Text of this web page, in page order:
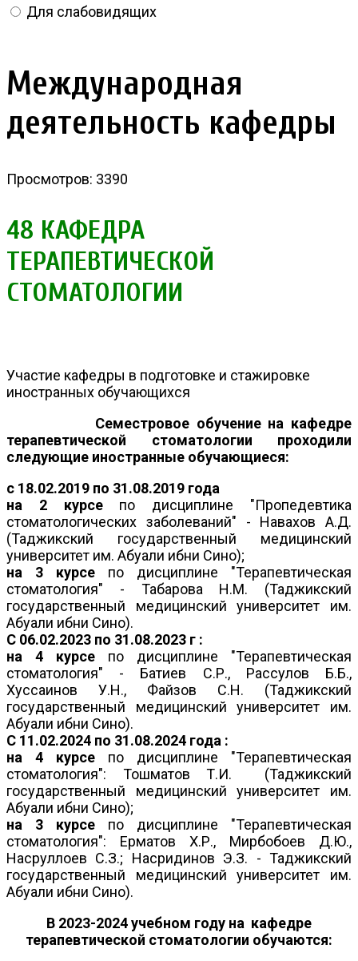
Для слабовидящих
Международная
деятельность кафедры
Просмотров: 3390
48 КАФЕДРА
ТЕРАПЕВТИЧЕСКОЙ
СТОМАТОЛОГИИ
Участие кафедры в подготовке и стажировке
иностранных обучающихся
Семестровое обучение на кафедре
терапевтической стоматологии проходили
следующие иностранные обучающиеся:
с 18.02.2019 по 31.08.2019 года
на 2 курсепо дисциплине "Пропедевтика
стоматологических заболеваний" - Навахов А.Д.
(Таджикский государственный медицинский
университет им. Абуали ибни Сино);
на 3 курсе по дисциплине "Терапевтическая
стоматология" - Табарова Н.М. (Таджикский
государственный медицинский университет им.
Абуали ибни Сино).
С 06.02.2023 по 31.08.2023 г :
на 4 курсе по дисциплине "Терапевтическая
стоматология" - Батиев С.Р., Рассулов Б.Б.,
Хуссаинов У.Н., Файзов С.Н. (Таджикский
государственный медицинский университет им.
Абуали ибни Сино).
С 11.02.2024 по 31.08.2024 года :
на 4 курсе по дисциплине "Терапевтическая
стоматология": Тошматов Т.И. (Таджикский
государственный медицинский университет им.
Абуали ибни Сино);
на 3 курсе по дисциплине "Терапевтическая
стоматология": Ерматов Х.Р., Мирбобоев Д.Ю.,
Насруллоев С.З.; Насридинов Э.З. - Таджикский
государственный медицинский университет им.
Абуали ибни Сино).
В 2023-2024 учебном году на кафедре
терапевтической стоматологии обучаются: